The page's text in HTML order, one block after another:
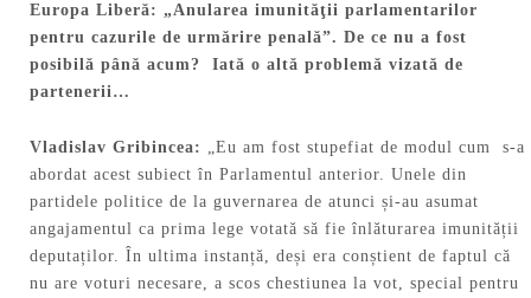
Europa Liberă: „Anularea imunităţii parlamentarilor
pentru cazurile de urmărire penală”. De ce nu a fost
posibilă până acum? Iată o altă problemă vizată de
partenerii…
Vladislav Gribincea: „Eu am fost stupefiat de modul cum s-a
abordat acest subiect în Parlamentul anterior. Unele din
partidele politice de la guvernarea de atunci și-au asumat
angajamentul ca prima lege votată să fie înlăturarea imunității
deputaților. În ultima instanță, deși era conștient de faptul că
nu are voturi necesare, a scos chestiunea la vot, special pentru